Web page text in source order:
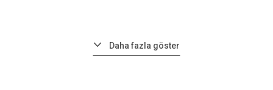
Daha fazla göster